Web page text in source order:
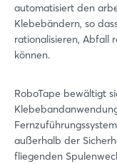
automatisiert den
Klebebändern, so
rationalisieren, Abfall
können.
RoboTape bewältigt
außerhalb der
fliegenden